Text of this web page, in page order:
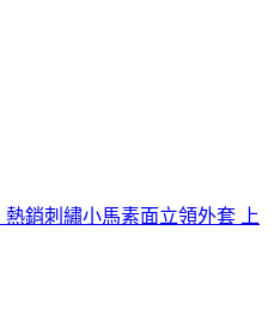
銷刺繡小馬素面立領外套 上